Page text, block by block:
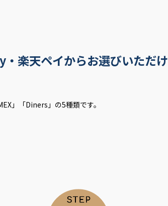
楽天ペイからお選びいただけ
」「Diners」の5種類です。